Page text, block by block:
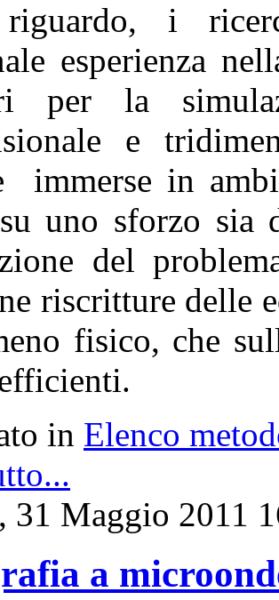
i
esperienza
per la
e
immerse in
uno sforzo
del
riscritture delle
fisico, che
in Elenco
31 Maggio 2011
a